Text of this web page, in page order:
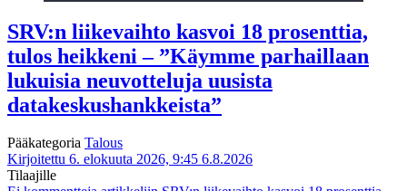
SRV:n liikevaihto kasvoi 18 prosenttia,
tulos heikkeni – ”Käymme parhaillaan
lukuisia neuvotteluja uusista
datakeskushankkeista”
Pääkategoria Talous
Kirjoitettu 6. elokuuta 2026, 9:45 6.8.2026
Tilaajille